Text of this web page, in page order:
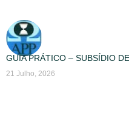
GUIA PRÁTICO – SUBSÍDIO
21 Julho, 2026